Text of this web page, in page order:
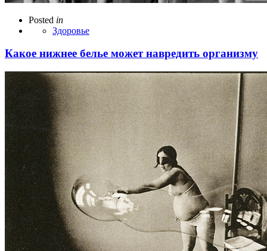
Posted in
Здоровье
Какое нижнее белье может навредить организму